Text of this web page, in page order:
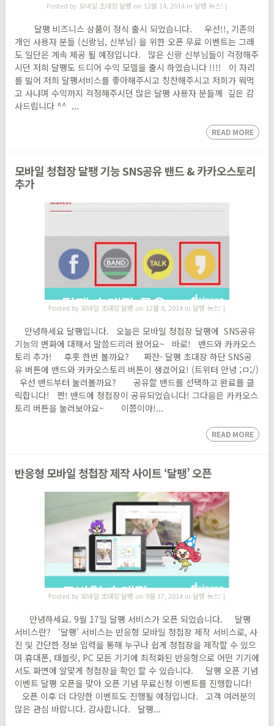
Posted by 모바일 초대장 달팽 on 12월 14, 2014 in 달팽 뉴스! |
달팽 비즈니스 상품이 정식 출시 되었습니다. 우선!!, 기존의
개인 사용자 분들 (신랑님, 신부님) 을 위한 오픈 무료 이벤트는 그래
도 일단은 계속 제공 될 예정입니다. 많은 신랑 신부님들이 걱정해주
시던 저희 달팽도 드디어 수익 모델을 출시 하였습니다 !!!! 이 자리
를 빌어 저희 달팽서비스를 좋아해주시고 칭찬해주시고 저희가 뭐먹
고 사냐며 수익까지 걱정해주시던 많은 달팽 사용자 분들께 깊은 감
사드립니다 ^^ ...
READ MORE
모바일 청첩장 달팽 기능 SNS공유 밴드 & 카카오스토리
추가
Posted by 모바일 초대장 달팽 on 12월 8, 2014 in 달팽 뉴스! |
안녕하세요 달팽입니다. 오늘은 모바일 청첩장 달팽에 SNS공유
기능의 변화에 대해서 말씀드리러 왔어요~ 바로! 밴드와 카카오스
토리 추가! 후훗 한번 볼까요? 짜잔- 달팽 초대장 하단 SNS공
유 버튼에 밴드와 카카오스토리 버튼이 생겼어요! (트위터 안녕 ;ㅁ;/)
우선 밴드부터 눌러볼까요? 공유할 밴드를 선택하고 완료를 클
릭합니다! 짠! 밴드에 청첩장이 공유되었습니다! 그다음은 카카오스
토리 버튼을 눌러보아요~ 이쯤이야!...
READ MORE
반응형 모바일 청첩장 제작 사이트 ‘달팽’ 오픈
Posted by 모바일 초대장 달팽 on 9월 17, 2014 in 달팽 뉴스! |
안녕하세요. 9월 17일 달팽 서비스가 오픈 되었습니다. 달팽
서비스란? ‘달팽’ 서비스는 반응형 모바일 청첩장 제작 서비스로, 사
진 및 간단한 정보 입력을 통해 누구나 쉽게 청첩장을 제작할 수 있으
며 휴대폰, 태블릿, PC 모든 기기에 최적화된 반응형으로 어떤 기기에
서도 화면에 알맞게 청첩장을 확인 할 수 있습니다. 달팽 오픈 기념
이벤트 달팽 오픈을 맞아 오픈 기념 무료신청 이벤트를 진행합니다!
오픈 이후 더 다양한 이벤트도 진행될 예정입니다. 고객 여러분의
많은 관심 바랍니다. 감사합니다. 달팽...